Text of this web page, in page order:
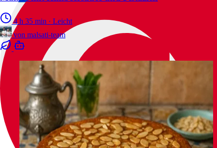
4 h 35 min · Leicht
von malsati-team